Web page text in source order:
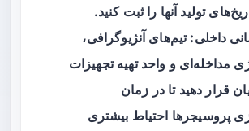
تولید آنها را ثبت کنید.
داخلی: تیم‌های آنژیوگرافی،
مداخله‌ای و واحد تهیه تجهیزات
قرار دهید تا در زمان
پروسیجرها احتیاط بیشتری